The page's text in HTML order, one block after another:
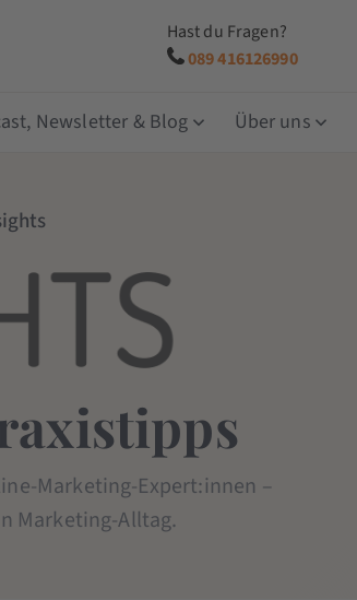
Hast du Fragen?
089 416126990
Newsletter & Blog Über uns
Marketing-Expert:innen –
Marketing-Alltag.